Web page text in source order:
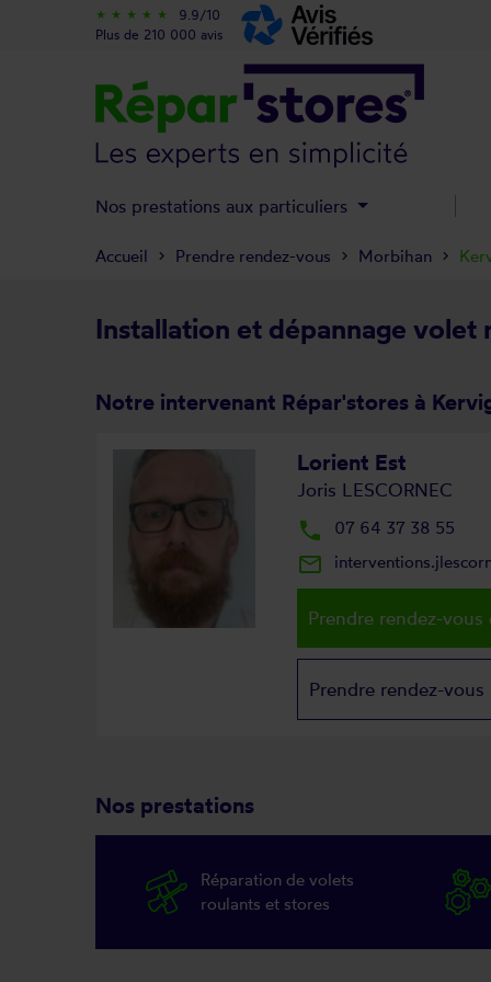
Installation et dépannage volet
Notre intervenant Répar'stores à
Lorient Est
Joris LESCORNEC
local_phone 07 64 37 38 55
mail_outline
Prendre rendez-vous
Prendre rendez-vous
Nos prestations
Réparation de volets
roulants et stores
Accueil Prendre rendez-vous Morbihan
star_rate star_rate star_rate star_rate star_rate
9.9/10
Plus de 210 000 avis
Nos prestations aux particuliers